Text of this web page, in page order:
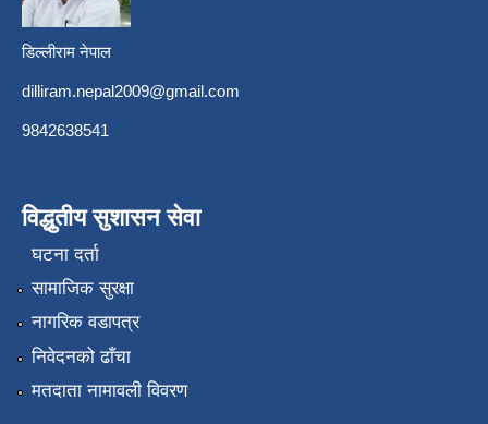
डिल्लीराम नेपाल
dilliram.nepal2009@gmail.com
9842638541
विद्धुतीय सुशासन सेवा
घटना दर्ता
सामाजिक सुरक्षा
नागरिक वडापत्र
निवेदनको ढाँचा
मतदाता नामावली विवरण